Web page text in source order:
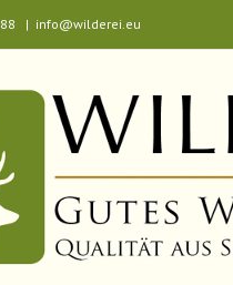
| info@wilderei.eu